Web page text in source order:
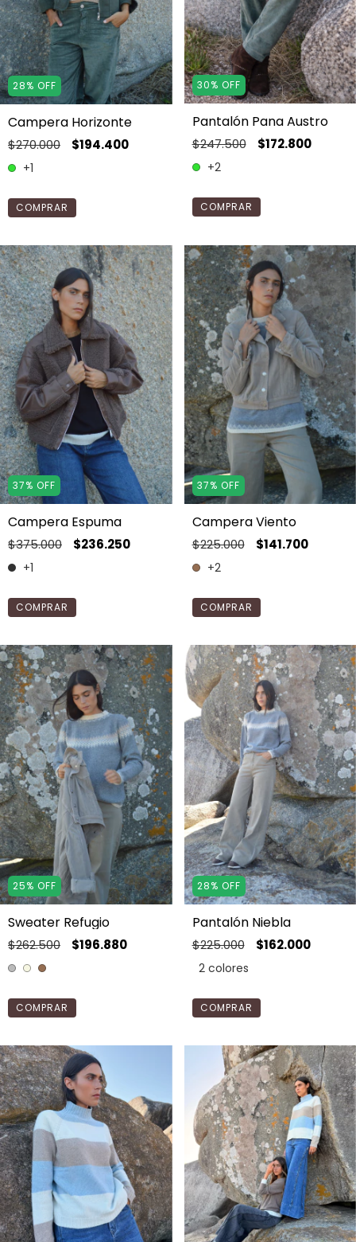
28% OFF
Campera Horizonte
$270.000 $194.400
+1
COMPRAR
30% OFF
Pantalón Pana Austro
$247.500 $172.800
+2
COMPRAR
37% OFF
Campera Espuma
$375.000 $236.250
+1
COMPRAR
37% OFF
Campera Viento
$225.000 $141.700
+2
COMPRAR
25% OFF
Sweater Refugio
$262.500 $196.880
COMPRAR
28% OFF
Pantalón Niebla
$225.000 $162.000
2 colores
COMPRAR